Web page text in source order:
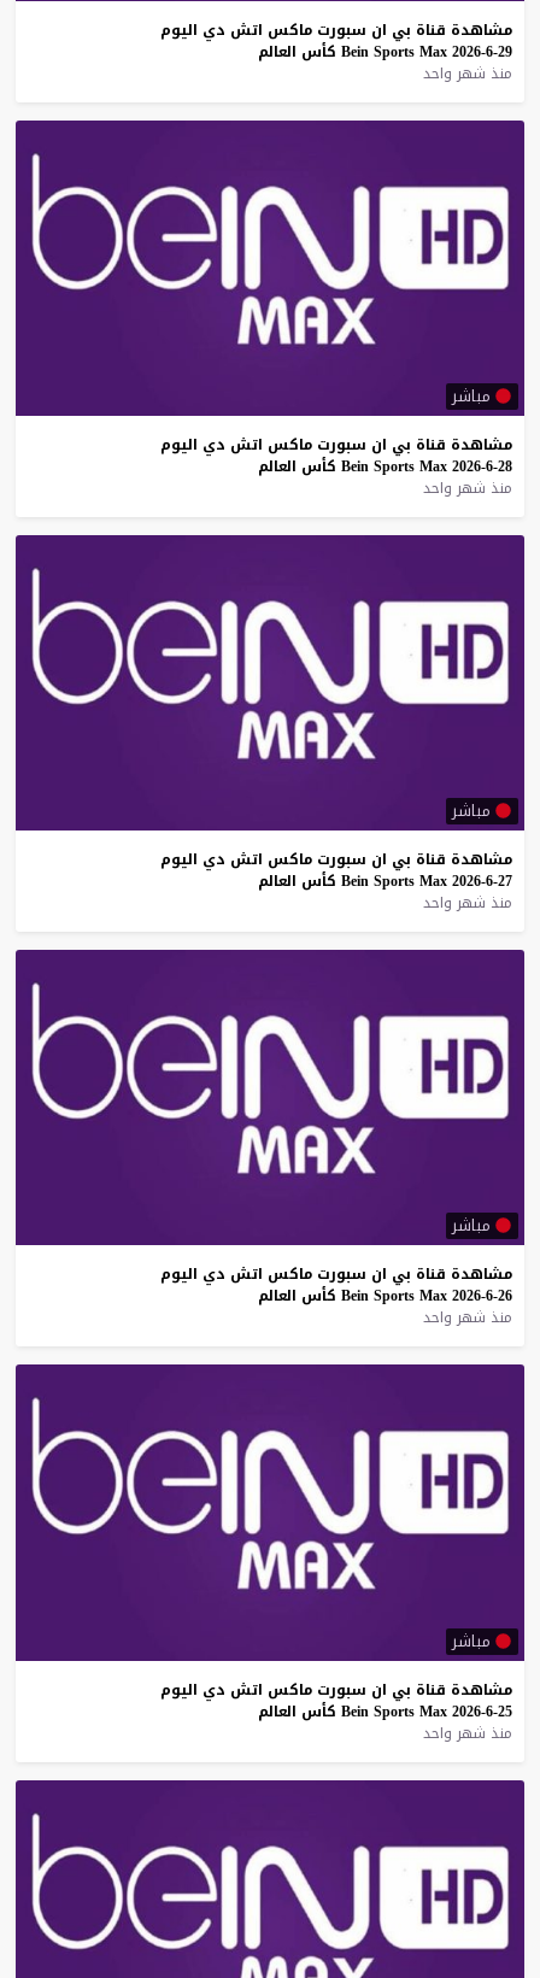
مشاهدة قناة بي ان سبورت ماكس اتش دي اليوم
29-6-2026
Bein Sports Max كأس العالم
منذ شهر واحد
مباشر
مشاهدة قناة بي ان سبورت ماكس اتش دي اليوم
28-6-2026
Bein Sports Max كأس العالم
منذ شهر واحد
مباشر
مشاهدة قناة بي ان سبورت ماكس اتش دي اليوم
27-6-2026
Bein Sports Max كأس العالم
منذ شهر واحد
مباشر
مشاهدة قناة بي ان سبورت ماكس اتش دي اليوم
26-6-2026
Bein Sports Max كأس العالم
منذ شهر واحد
مباشر
مشاهدة قناة بي ان سبورت ماكس اتش دي اليوم
25-6-2026
Bein Sports Max كأس العالم
منذ شهر واحد